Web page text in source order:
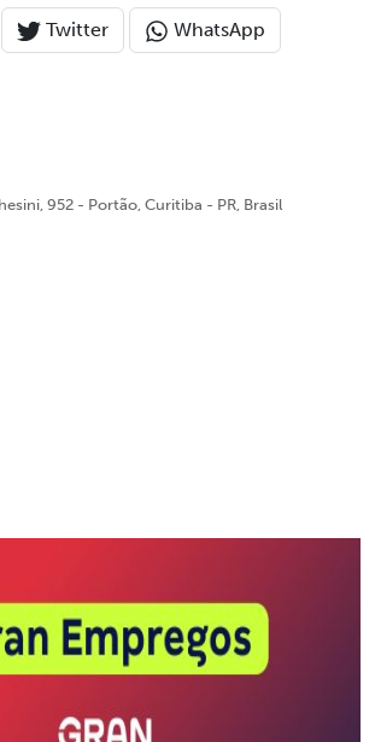
Twitter WhatsApp
952 - Portão, Curitiba - PR, Brasil